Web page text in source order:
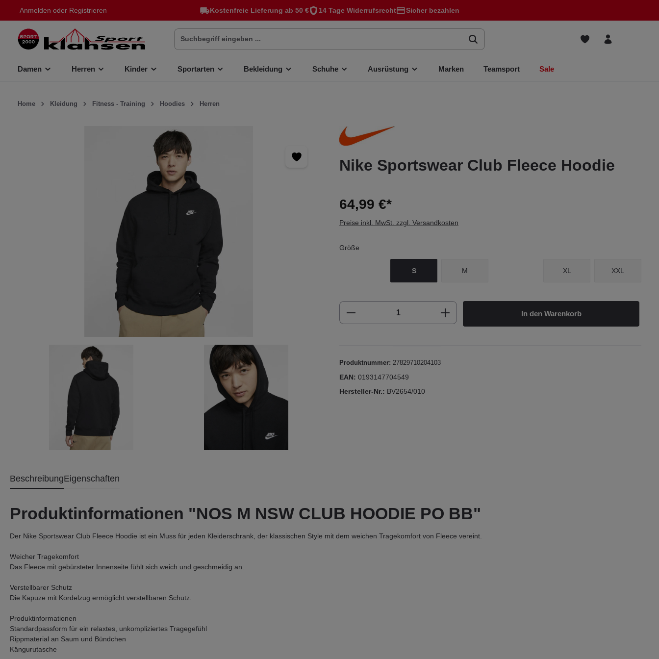
springen Kostenfreie Lieferung ab 50 € 14 Tage Widerrufsrecht Sicher bezahlen
Anmelden oder Registrieren
Damen Herren Kinder Sportarten Bekleidung Schuhe Ausrüstung Marken Teamsport Sale
Home Kleidung Fitness - Training Hoodies Herren
Nike Sportswear Club Fleece Hoodie
64,99 €*
Preise inkl. MwSt. zzgl. Versandkosten
Größe
S M XL XXL
Produkt Anzahl: Gib den gewünschten Wert ein oder
In den Warenkorb
Produktnummer: 27829710204103
EAN: 0193147704549
Hersteller-Nr.: BV2654/010
BeschreibungEigenschaften
Produktinformationen "NOS M NSW CLUB HOODIE PO BB"
Der Nike Sportswear Club Fleece Hoodie ist ein Muss für jeden Kleiderschrank, der klassischen Style mit dem weichen Tragekomfort von Fleece vereint.
Weicher Tragekomfort
Das Fleece mit gebürsteter Innenseite fühlt sich weich und geschmeidig an.
Verstellbarer Schutz
Die Kapuze mit Kordelzug ermöglicht verstellbaren Schutz.
Produktinformationen
Standardpassform für ein relaxtes, unkompliziertes Tragegefühl
Rippmaterial an Saum und Bündchen
Kängurutasche